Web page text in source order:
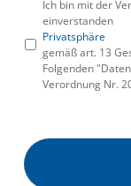
Ich bin mit der
einverstanden
Privatsphäre
gemäß art. 13
Folgenden
Verordnung Nr.